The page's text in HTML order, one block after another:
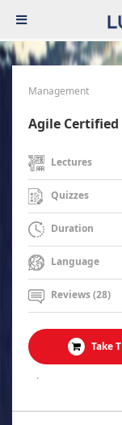
Management
Agile
Lectures
Quizzes
Duration
Language
Reviews (28)
Take
.